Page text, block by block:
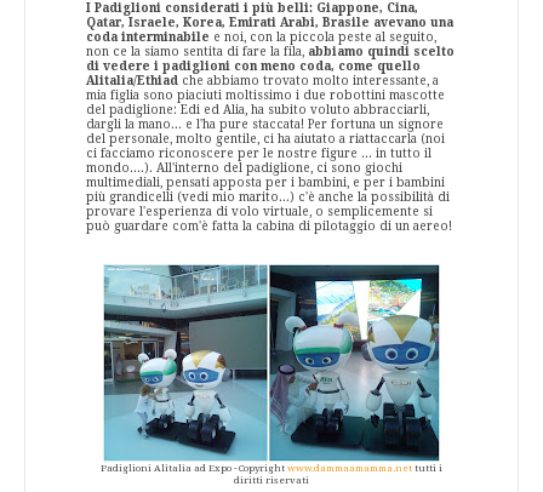
I Padiglioni considerati i più belli: Giappone, Cina,
Qatar, Israele, Korea, Emirati Arabi, Brasile avevano una
coda interminabile e noi, con la piccola peste al seguito,
non ce la siamo sentita di fare la fila, abbiamo quindi scelto
di vedere i padiglioni con meno coda, come quello
Alitalia/Ethiad che abbiamo trovato molto interessante, a
mia figlia sono piaciuti moltissimo i due robottini mascotte
del padiglione: Edi ed Alia, ha subito voluto abbracciarli,
dargli la mano... e l'ha pure staccata! Per fortuna un signore
del personale, molto gentile, ci ha aiutato a riattaccarla (noi
ci facciamo riconoscere per le nostre figure ... in tutto il
mondo....). All'interno del padiglione, ci sono giochi
multimediali, pensati apposta per i bambini, e per i bambini
più grandicelli (vedi mio marito...) c'è anche la possibilità di
provare l'esperienza di volo virtuale, o semplicemente si
può guardare com'è fatta la cabina di pilotaggio di un aereo!
Padiglioni Alitalia ad Expo - Copyright www.dammaamamma.net tutti i
diritti riservati